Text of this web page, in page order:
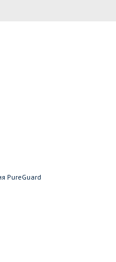
PureGuard